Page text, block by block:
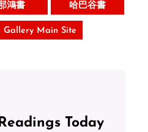
鴻書 哈巴谷書
Gallery Main Site
Today